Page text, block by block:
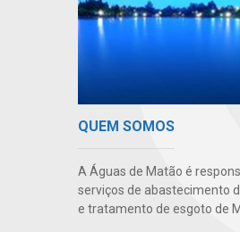
QUEM SOMOS
A Águas de Matão é
serviços de abastecimento
e tratamento de esgoto de